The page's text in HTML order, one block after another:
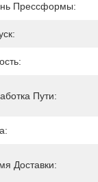
Прессформы:
Пути:
Доставки: